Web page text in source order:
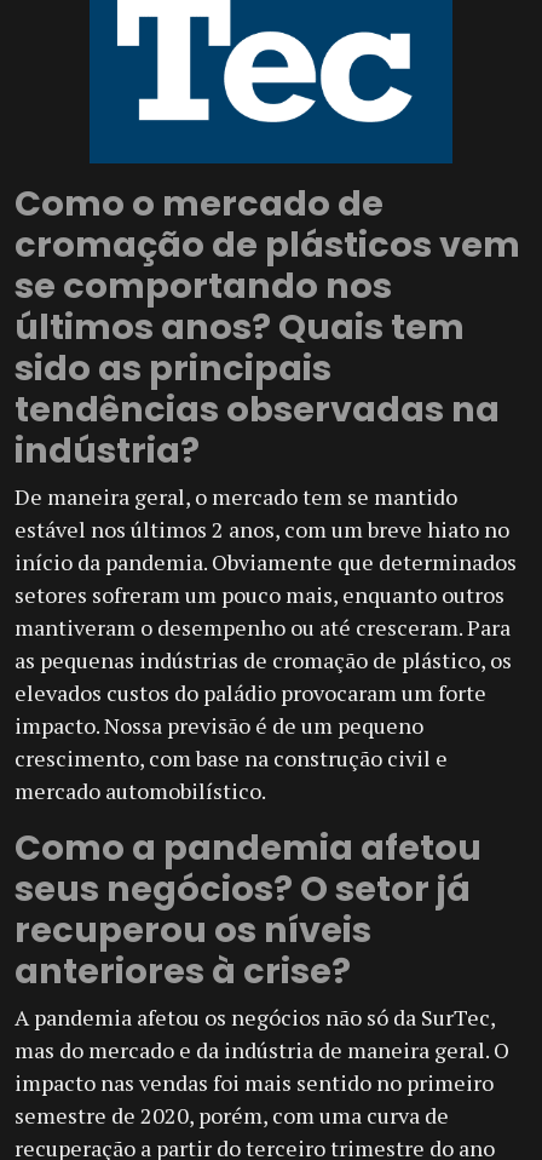
Como o mercado de
cromação de plásticos vem
se comportando nos
últimos anos? Quais tem
sido as principais
tendências observadas na
indústria?
De maneira geral, o mercado tem se mantido
estável nos últimos 2 anos, com um breve hiato no
início da pandemia. Obviamente que determinados
setores sofreram um pouco mais, enquanto outros
mantiveram o desempenho ou até cresceram. Para
as pequenas indústrias de cromação de plástico, os
elevados custos do paládio provocaram um forte
impacto. Nossa previsão é de um pequeno
crescimento, com base na construção civil e
mercado automobilístico.
Como a pandemia afetou
seus negócios? O setor já
recuperou os níveis
anteriores à crise?
A pandemia afetou os negócios não só da SurTec,
mas do mercado e da indústria de maneira geral. O
impacto nas vendas foi mais sentido no primeiro
semestre de 2020, porém, com uma curva de
recuperação a partir do terceiro trimestre do ano